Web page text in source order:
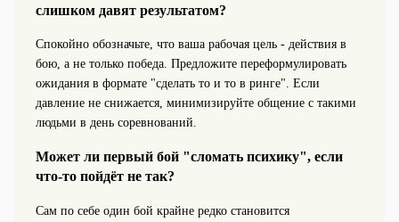
слишком давят результатом?
Спокойно обозначьте, что ваша рабочая цель - действия в
бою, а не только победа. Предложите переформулировать
ожидания в формате "сделать то и то в ринге". Если
давление не снижается, минимизируйте общение с такими
людьми в день соревнований.
Может ли первый бой "сломать психику", если
что-то пойдёт не так?
Сам по себе один бой крайне редко становится